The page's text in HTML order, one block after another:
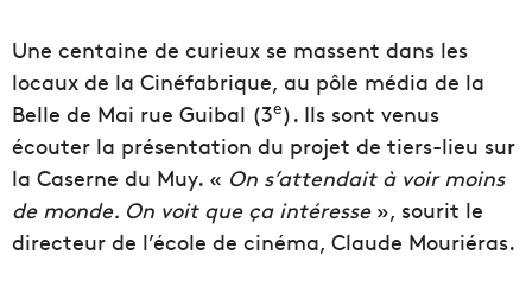
Une centaine de curieux se massent dans les
locaux de la Cinéfabrique, au pôle média de la
Belle de Mai rue Guibal (3e). Ils sont venus
écouter la présentation du projet de tiers-lieu sur
la Caserne du Muy. « On s’attendait à voir moins
de monde. On voit que ça intéresse», sourit le
directeur de l’école de cinéma, Claude Mouriéras.